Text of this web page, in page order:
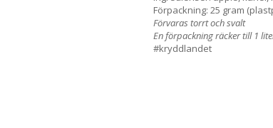
Förpackning: 25 gram
Förvaras torrt och svalt
En förpackning räcker till 1
#kryddlandet